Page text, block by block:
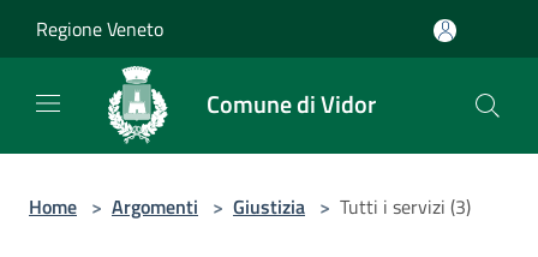
Regione Veneto
Comune di Vidor
Home > Argomenti > Giustizia > Tutti i servizi (3)